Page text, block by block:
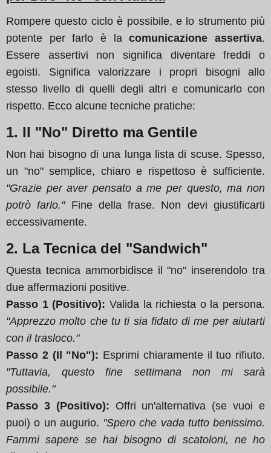
Rompere questo ciclo è possibile, e lo strumento più
potente per farlo è lacomunicazione assertiva.
Essere assertivi non significa diventare freddi o
egoisti. Significa valorizzare i propri bisogni allo
stesso livello di quelli degli altri e comunicarlo con
rispetto. Ecco alcune tecniche pratiche:
1. Il "No" Diretto ma Gentile
Non hai bisogno di una lunga lista di scuse. Spesso,
un "no" semplice, chiaro e rispettoso è sufficiente.
"Grazie per aver pensato a me per questo, ma non
potrò farlo."Fine della frase. Non devi giustificarti
eccessivamente.
2. La Tecnica del "Sandwich"
Questa tecnica ammorbidisce il "no" inserendolo tra
due affermazioni positive.
Passo 1 (Positivo): Valida la richiesta o la persona.
"Apprezzo molto che tu ti sia fidato di me per aiutarti
con il trasloco."
Passo 2 (Il "No"): Esprimi chiaramente il tuo rifiuto.
"Tuttavia, questo fine settimana non mi sarà
possibile."
Passo 3 (Positivo): Offri un'alternativa (se vuoi e
puoi) o un augurio. "Spero che vada tutto benissimo.
Fammi sapere se hai bisogno di scatoloni, ne ho